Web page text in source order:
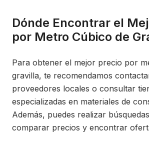
Dónde Encontrar el
por Metro Cúbico de
Para obtener el mejor precio por
gravilla, te recomendamos
proveedores locales o consultar
especializadas en materiales de
Además, puedes realizar
comparar precios y encontrar